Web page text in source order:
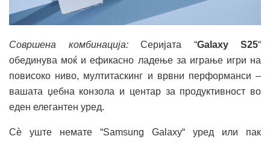
Совршена комбинација:Серијата “Galaxy S25“
обединува моќ и ефикасно ладење за играње игри на
повисоко ниво, мултитаскинг и врвни перформанси –
вашата џебна конзола и центар за продуктивност во
еден елегантен уред.
Сѐ уште немате “Samsung Galaxy“ уред или пак